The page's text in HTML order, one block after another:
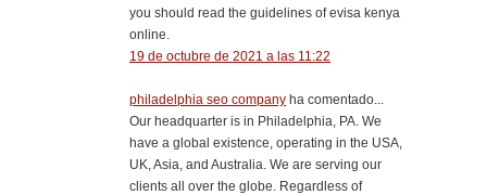
you should read the guidelines of evisa kenya
online.
19 de octubre de 2021 a las 11:22
philadelphia seo company ha comentado...
Our headquarter is in Philadelphia, PA. We
have a global existence, operating in the USA,
UK, Asia, and Australia. We are serving our
clients all over the globe. Regardless of